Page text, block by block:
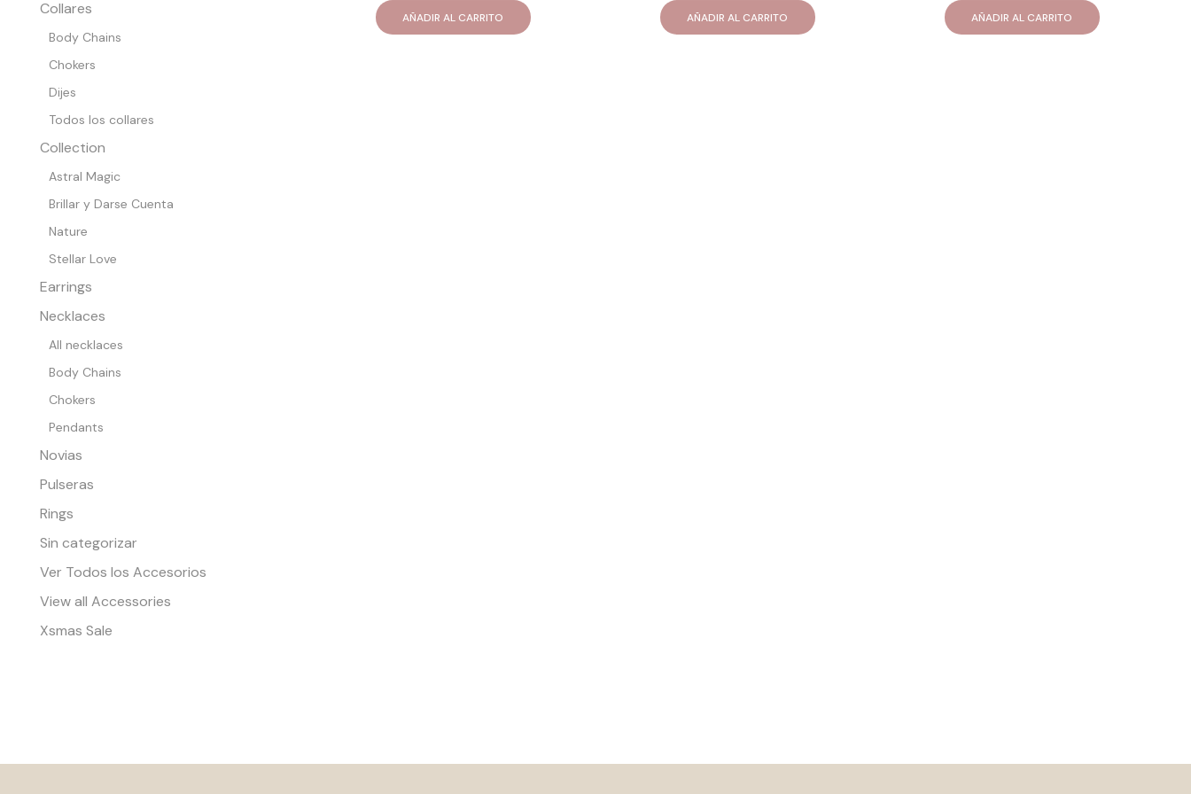
AÑADIR AL CARRITO AÑADIR AL CARRITO AÑADIR AL CARRITO
Collares
Body Chains
Chokers
Dijes
Todos los collares
Collection
Astral Magic
Brillar y Darse Cuenta
Nature
Stellar Love
Earrings
Necklaces
All necklaces
Body Chains
Chokers
Pendants
Novias
Pulseras
Rings
Sin categorizar
Ver Todos los Accesorios
View all Accessories
Xsmas Sale